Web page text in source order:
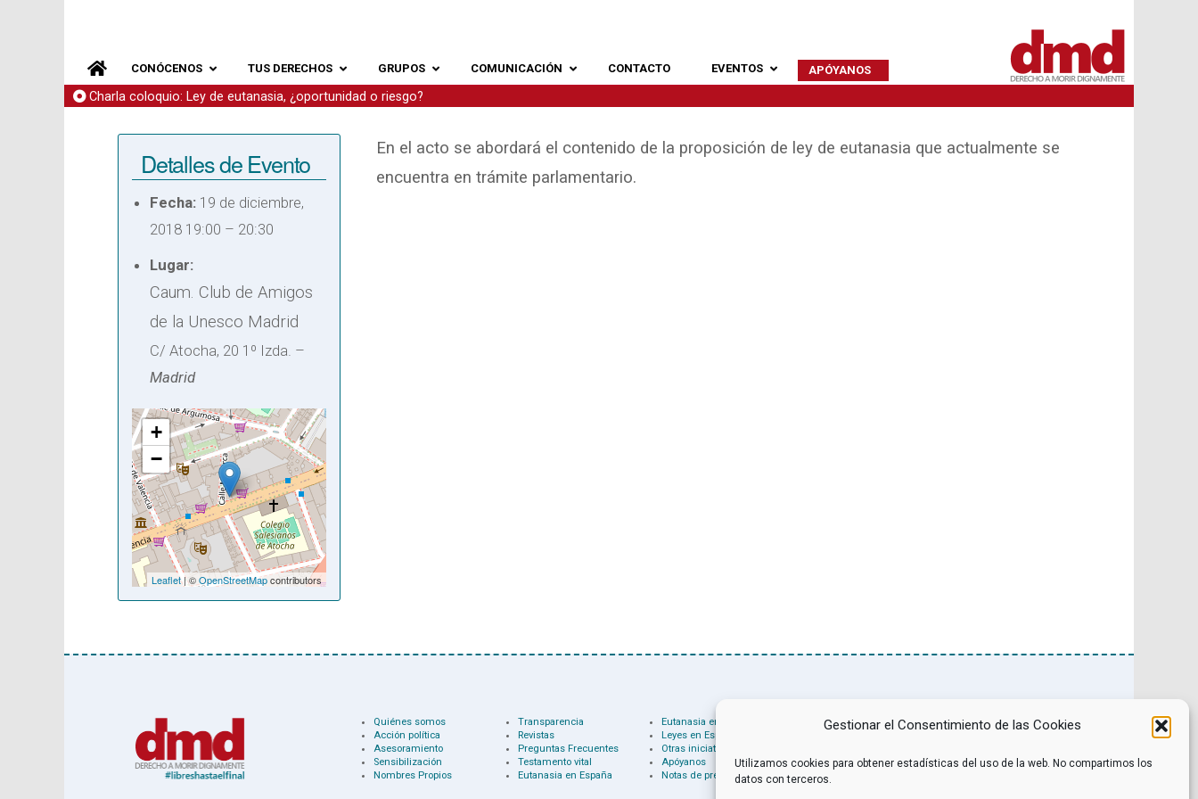
Gestionar el Consentimiento de las Cookies
Utilizamos cookies para obtener estadísticas del uso de la web. No compartimos los
datos con terceros.
CONÓCENOS TUS DERECHOS GRUPOS COMUNICACIÓN CONTACTO EVENTOS APÓYANOS
Charla coloquio: Ley de eutanasia, ¿oportunidad o riesgo?
Detalles de Evento
Fecha: 19 de diciembre,
2018 19:00 – 20:30
Lugar:
Caum. Club de Amigos
de la Unesco Madrid
C/ Atocha, 20 1º Izda. –
Madrid
+
−
Leaflet| ©OpenStreetMapcontributors
En el acto se abordará el contenido de la proposición de ley de eutanasia que actualmente se
encuentra en trámite parlamentario.
Quiénes somos
Acción política
Asesoramiento
Sensibilización
Nombres Propios
Transparencia
Revistas
Preguntas Frecuentes
Testamento vital
Eutanasia en España
Eutanasia en el mundo
Leyes en España
Otras iniciativas
Apóyanos
Notas de prensa
Noticias
Libros recomendados
Películas recomendadas
Contacto
Facebook